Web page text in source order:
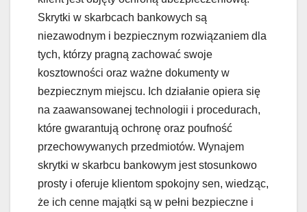
Skrytki w skarbcach bankowych są
niezawodnym i bezpiecznym rozwiązaniem dla
tych, którzy pragną zachować swoje
kosztowności oraz ważne dokumenty w
bezpiecznym miejscu. Ich działanie opiera się
na zaawansowanej technologii i procedurach,
które gwarantują ochronę oraz poufność
przechowywanych przedmiotów. Wynajem
skrytki w skarbcu bankowym jest stosunkowo
prosty i oferuje klientom spokojny sen, wiedząc,
że ich cenne majątki są w pełni bezpieczne i